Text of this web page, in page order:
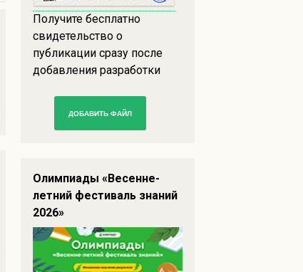
Получите бесплатно
свидетельство о
публикации сразу после
добавления разработки
ДОБАВИТЬ ФАЙЛ
Олимпиады «Весенне-
летний фестиваль знаний
2026»